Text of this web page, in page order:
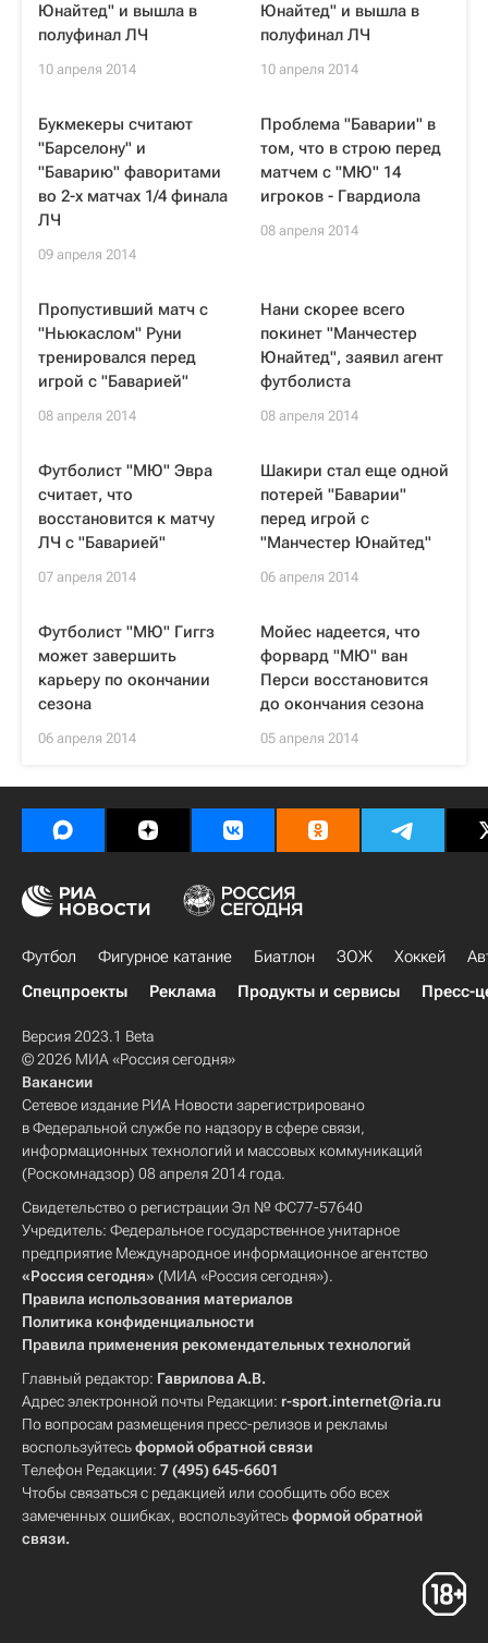
Юнайтед" и вышла в
полуфинал ЛЧ
10 апреля 2014
Юнайтед" и вышла в
полуфинал ЛЧ
10 апреля 2014
Букмекеры считают
"Барселону" и
"Баварию" фаворитами
во 2-х матчах 1/4 финала
ЛЧ
09 апреля 2014
Проблема "Баварии" в
том, что в строю перед
матчем с "МЮ" 14
игроков - Гвардиола
08 апреля 2014
Пропустивший матч с
"Ньюкаслом" Руни
тренировался перед
игрой с "Баварией"
08 апреля 2014
Нани скорее всего
покинет "Манчестер
Юнайтед", заявил агент
футболиста
08 апреля 2014
Футболист "МЮ" Эвра
считает, что
восстановится к матчу
ЛЧ с "Баварией"
07 апреля 2014
Шакири стал еще одной
потерей "Баварии"
перед игрой с
"Манчестер Юнайтед"
06 апреля 2014
Футболист "МЮ" Гиггз
может завершить
карьеру по окончании
сезона
06 апреля 2014
Мойес надеется, что
форвард "МЮ" ван
Перси восстановится
до окончания сезона
05 апреля 2014
Футбол Фигурное катание Биатлон ЗОЖ Хоккей
Спецпроекты
Реклама Продукты и сервисы Пресс-
Версия 2023.1 Beta
© 2026 МИА «Россия сегодня»
Вакансии
Сетевое издание РИА Новости зарегистрировано
в Федеральной службе по надзору в сфере связи,
информационных технологий и массовых коммуникаций
(Роскомнадзор) 08 апреля 2014 года.
Свидетельство о регистрации Эл № ФС77-57640
Учредитель: Федеральное государственное унитарное
предприятие Международное информационное агентство
«Россия сегодня» (МИА «Россия сегодня»).
Правила использования материалов
Политика конфиденциальности
Правила применения рекомендательных технологий
Главный редактор: Гаврилова А.В.
Адрес электронной почты Редакции: r-sport.internet@ria.ru
По вопросам размещения пресс-релизов и рекламы
воспользуйтесьформой обратной связи
Телефон Редакции: 7 (495) 645-6601
Чтобы связаться с редакцией или сообщить обо всех
замеченных ошибках, воспользуйтесьформой обратной
связи.